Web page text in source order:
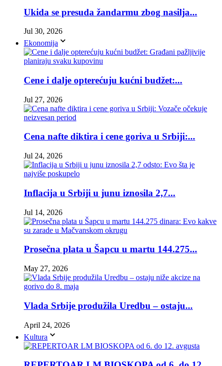
Ukida se presuda žandarmu zbog nasilja...
Jul 30, 2026
Ekonomija
Cene i dalje opterećuju kućni budžet:...
Jul 27, 2026
Cena nafte diktira i cene goriva u Srbiji:...
Jul 24, 2026
Inflacija u Srbiji u junu iznosila 2,7...
Jul 14, 2026
Prosečna plata u Šapcu u martu 144.275...
May 27, 2026
Vlada Srbije produžila Uredbu – ostaju...
April 24, 2026
Kultura